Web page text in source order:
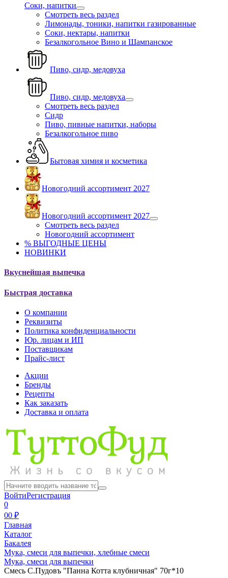
Соки, напитки
Смотреть весь раздел
Лимонады, тоники, напитки газированные
Соки, нектары, напитки
Безалкогольное Вино и Шампанское
Пиво, сидр, медовуха
Пиво, сидр, медовуха
Смотреть весь раздел
Сидр
Пиво, пивные напитки, наборы
Безалкогольное пиво
Бытовая химия и косметика
Новогодний ассортимент 2027
Новогодний ассортимент 2027
Смотреть весь раздел
Новогодний ассортимент
% ВЫГОДНЫЕ ЦЕНЫ
НОВИНКИ
Вкуснейшая выпечка
Быстрая доставка
О компании
Реквизиты
Политика конфиденциальности
Юр. лицам и ИП
Поставщикам
Прайс-лист
Акции
Бренды
Рецепты
Как заказать
Доставка и оплата
ВойтиРегистрация
0
00 ₽
Главная
Каталог
Бакалея
Мука, смеси для выпечки, хлебные смеси
Мука, смеси для выпечки
Смесь С.Пудовъ "Панна Котта клубничная" 70г*10